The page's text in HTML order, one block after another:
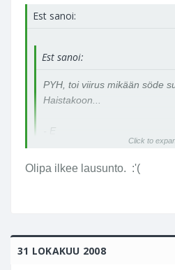
Est sanoi:
Est sanoi:
PYH, toi viirus mikään söde
Haistakoon...
- E
Click to
Olipa ilkee lausunto. :'(
31 LOKAKUU 2008